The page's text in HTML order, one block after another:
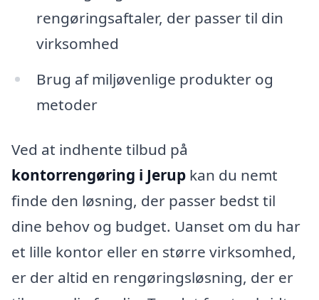
rengøringsaftaler, der passer til din
virksomhed
Brug af miljøvenlige produkter og
metoder
Ved at indhente tilbud på
kontorrengøring i Jerup kan du nemt
finde den løsning, der passer bedst til
dine behov og budget. Uanset om du har
et lille kontor eller en større virksomhed,
er der altid en rengøringsløsning, der er